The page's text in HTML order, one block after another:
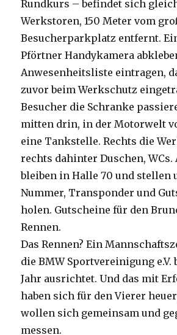
Rundkurs – befindet sich
Werkstoren, 150 Meter vom
Besucherparkplatz entfernt.
Pförtner Handykamera
Anwesenheitsliste eintragen,
zuvor beim Werkschutz
Besucher die Schranke
mitten drin, in der Motorwelt
eine Tankstelle. Rechts die
rechts dahinter Duschen, WCs.
bleiben in Halle 70 und stellen
Nummer, Transponder und
holen. Gutscheine für den
Rennen.
Das Rennen? Ein
die BMW Sportvereinigung e.V.
Jahr ausrichtet. Und das mit
haben sich für den Vierer
wollen sich gemeinsam und
messen.